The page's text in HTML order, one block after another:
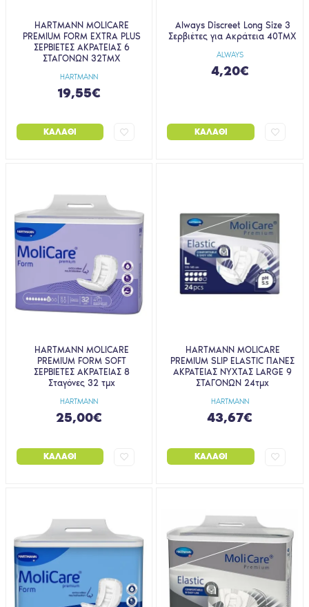
HARTMANN
HARTMANN MOLICARE
PREMIUM FORM EXTRA PLUS
ΣΕΡΒΙΕΤΕΣ ΑΚΡΑΤΕΙΑΣ 6
ΣΤΑΓΟΝΩΝ 32ΤΜΧ
19,55€
ΚΑΛΆΘΙ
ALWAYS
Always Discreet Long Size 3
Σερβιέτες για Ακράτεια 40ΤΜΧ
4,20€
ΚΑΛΆΘΙ
HARTMANN
HARTMANN MOLICARE
PREMIUM FORM SOFT
ΣΕΡΒΙΕΤΕΣ ΑΚΡΑΤΕΙΑΣ 8
Σταγόνες 32 τμχ
25,00€
ΚΑΛΆΘΙ
HARTMANN
HARTMANN MOLICARE
PREMIUM SLIP ELASTIC ΠΑΝΕΣ
ΑΚΡΑΤΕΙΑΣ ΝΥΧΤΑΣ LARGE 9
ΣΤΑΓΟΝΩΝ 24τμχ
43,67€
ΚΑΛΆΘΙ